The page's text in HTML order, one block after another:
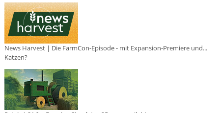
News Harvest | Die FarmCon-Episode - mit Expansion-Premiere und...
Katzen?